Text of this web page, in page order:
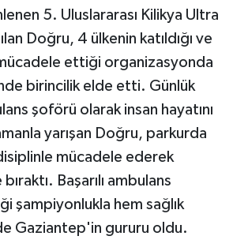
5. Uluslararası Kilikya Ultra
Doğru, 4 ülkenin katıldığı ve
ettiği organizasyonda
birincilik elde etti. Günlük
şoförü olarak insan hayatını
yarışan Doğru, parkurda
mücadele ederek
Başarılı ambulans
şampiyonlukla hem sağlık
Gaziantep'in gururu oldu.